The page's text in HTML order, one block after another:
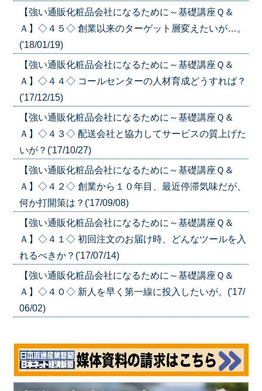
【強い通販化粧品会社になるために～基礎講座Ｑ＆
Ａ】◇４５◇ 創業以来のターゲット層変えたいが…。
('18/01/19)
【強い通販化粧品会社になるために～基礎講座Ｑ＆
Ａ】◇４４◇ コールセンターの人材育成どうすれば？
('17/12/15)
【強い通販化粧品会社になるために～基礎講座Ｑ＆
Ａ】◇４３◇ 配送会社と協力してサービスの質上げた
いが？('17/10/27)
【強い通販化粧品会社になるために～基礎講座Ｑ＆
Ａ】◇４２◇ 創業から１０年目、最近停滞気味だが、
何か打開策は？('17/09/08)
【強い通販化粧品会社になるために～基礎講座Ｑ＆
Ａ】◇４１◇ 初回注文のお届け時、どんなツールを入
れるべきか？('17/07/14)
【強い通販化粧品会社になるために～基礎講座Ｑ＆
Ａ】◇４０◇ 新人を早く第一線に投入したいが。('17/
06/02)